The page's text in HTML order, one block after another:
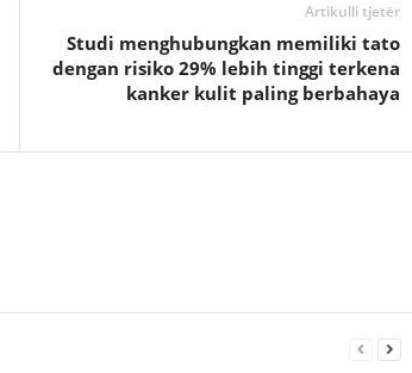
Artikulli tjetër
Studi menghubungkan memiliki tato
dengan risiko 29% lebih tinggi terkena
kanker kulit paling berbahaya